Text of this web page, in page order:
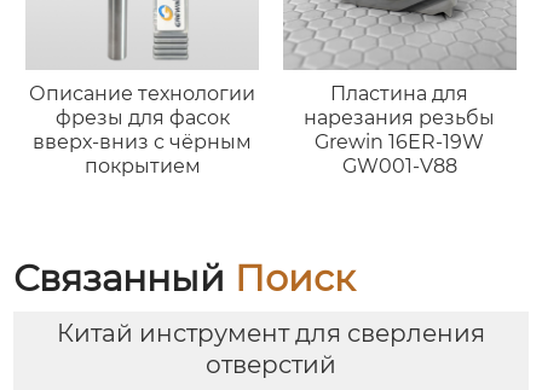
Описание технологии
фрезы для фасок
вверх-вниз с чёрным
покрытием
Пластина для
нарезания резьбы
Grewin 16ER-19W
GW001-V88
Связанный Поиск
Китай инструмент для сверления
отверстий